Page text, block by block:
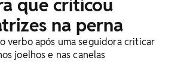
que criticou
na perna
verbo após uma seguidora criticar
joelhos e nas canelas